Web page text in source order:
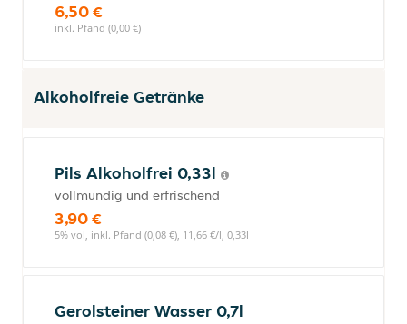
6,50 €
inkl. Pfand (0,00 €)
Alkoholfreie Getränke
Pils Alkoholfrei 0,33l
vollmundig und erfrischend
3,90 €
5% vol, inkl. Pfand (0,08 €), 11,66 €/l, 0,33l
Gerolsteiner Wasser 0,7l